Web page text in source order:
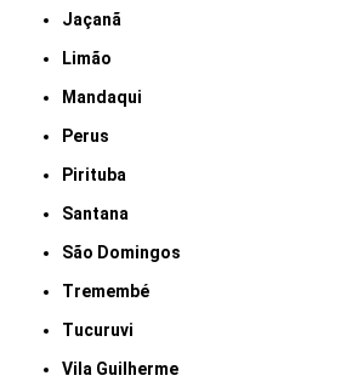
Jaçanã
Limão
Mandaqui
Perus
Pirituba
Santana
São Domingos
Tremembé
Tucuruvi
Vila Guilherme